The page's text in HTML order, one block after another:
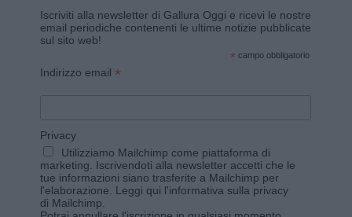
Iscriviti alla newsletter di Gallura Oggi e ricevi le nostre
email periodiche contenenti le ultime notizie pubblicate
sul sito web!
* campo obbligatorio
Indirizzo email *
Privacy
Utilizziamo Mailchimp come piattaforma di
marketing. Iscrivendoti alla newsletter accetti che le
tue informazioni siano trasferite a Mailchimp per
l'elaborazione. Leggi qui l'informativa sulla privacy
di Mailchimp